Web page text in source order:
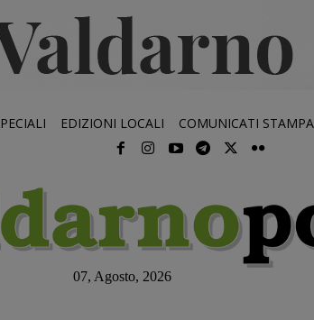
EDIZIONI LOCALI COMUNICATI STAMPA
07, Agosto, 2026